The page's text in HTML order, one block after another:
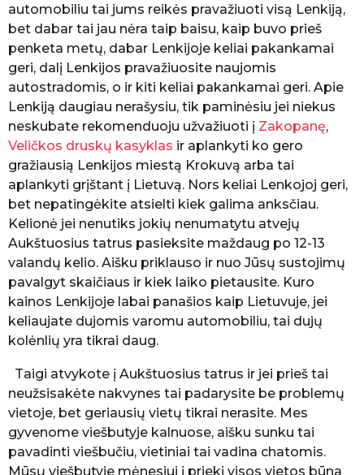
automobiliu tai jums reikės pravažiuoti visą Lenkiją,
bet dabar tai jau nėra taip baisu, kaip buvo prieš
penketa metų, dabar Lenkijoje keliai pakankamai
geri, dalį Lenkijos pravažiuosite naujomis
autostradomis, o ir kiti keliai pakankamai geri. Apie
Lenkiją daugiau nerašysiu, tik paminėsiu jei niekus
neskubate rekomenduoju užvažiuoti į Zakopanę,
Veličkos druskų kasyklas ir aplankyti ko gero
gražiausią Lenkijos miestą Krokuvą arba tai
aplankyti grįštant į Lietuvą. Nors keliai Lenkojoj geri,
bet nepatingėkite atsielti kiek galima anksčiau.
Kelionė jei nenutiks jokių nenumatytu atvejų
Aukštuosius tatrus pasieksite maždaug po 12-13
valandų kelio. Aišku priklauso ir nuo Jūsų sustojimų
pavalgyt skaičiaus ir kiek laiko pietausite. Kuro
kainos Lenkijoje labai panašios kaip Lietuvuje, jei
keliaujate dujomis varomu automobiliu, tai dujų
kolėnlių yra tikrai daug.
Taigi atvykote į Aukštuosius tatrus ir jei prieš tai
neužsisakėte nakvynes tai padarysite be problemų
vietoje, bet geriausių vietų tikrai nerasite. Mes
gyvenome viešbutyje kalnuose, aišku sunku tai
pavadinti viešbučiu, vietiniai tai vadina chatomis.
Mūsų viešbutyje mėnesiui į priekį visos vietos būna